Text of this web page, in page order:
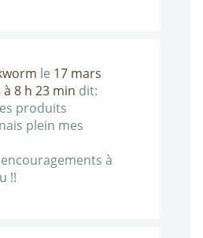
le 17 mars
à 8 h 23 min dit:
produits
plein mes
à
!!